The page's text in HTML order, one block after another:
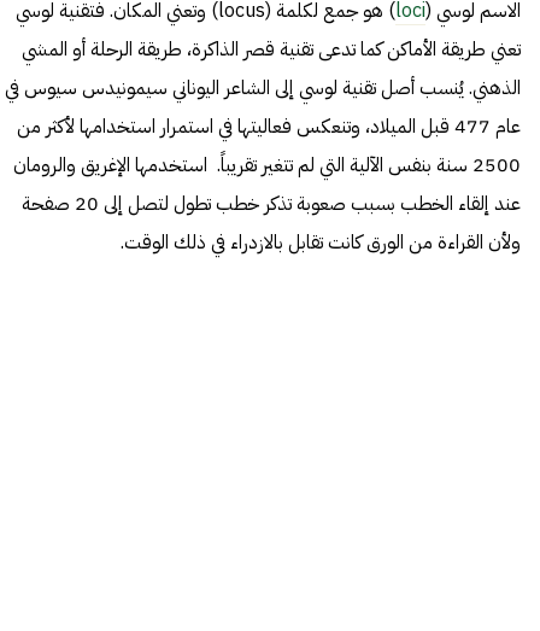
الاسم لوسي (loci
) هو جمع لكلمة (locus) وتعني المكان. فتقنية لوسي
تعني طريقة الأماكن كما تدعى تقنية قصر الذاكرة، طريقة الرحلة أو المشي
الذهني. يُنسب أصل تقنية لوسي إلى الشاعر اليوناني سيمونيدس سيوس في
عام 477 قبل الميلاد، وتنعكس فعاليتها في استمرار استخدامها لأكثر من
2500 سنة بنفس الآلية التي لم تتغير تقريباً. استخدمها الإغريق والرومان
عند إلقاء الخطب بسبب صعوبة تذكر خطب تطول لتصل إلى 20 صفحة
ولأن القراءة من الورق كانت تقابل بالازدراء في ذلك الوقت.